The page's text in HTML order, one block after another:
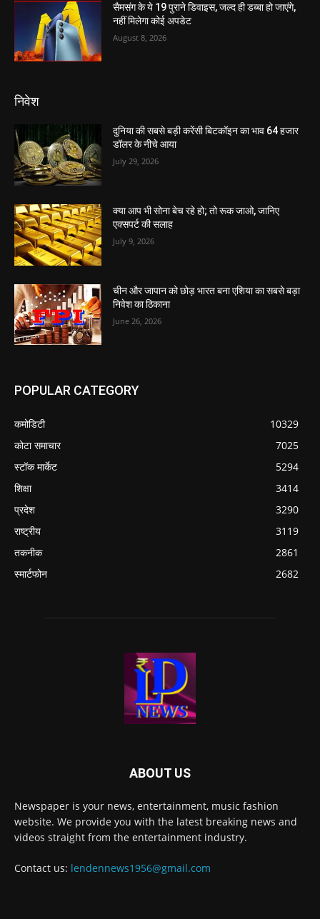
सैमसंग के ये 19 पुराने डिवाइस, जल्द ही डब्बा हो जाएंगे,
नहीं मिलेगा कोई अपडेट
August 8, 2026
निवेश
दुनिया की सबसे बड़ी करेंसी बिटकॉइन का भाव 64 हजार
डॉलर के नीचे आया
July 29, 2026
क्या आप भी सोना बेच रहे हो; तो रूक जाओ, जानिए
एक्सपर्ट की सलाह
July 9, 2026
चीन और जापान को छोड़ भारत बना एशिया का सबसे बड़ा
निवेश का ठिकाना
June 26, 2026
POPULAR CATEGORY
कमोडिटी
10329
कोटा समाचार
7025
स्टॉक मार्केट
5294
शिक्षा
3414
प्रदेश
3290
राष्ट्रीय
3119
तकनीक
2861
स्मार्टफोन
2682
ABOUT US
Newspaper is your news, entertainment, music fashion
website. We provide you with the latest breaking news and
videos straight from the entertainment industry.
Contact us: lendennews1956@gmail.com